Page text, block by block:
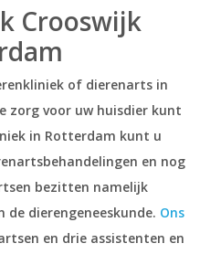
Crooswijk
of dierenarts in
zorg voor uw huisdier kunt
in Rotterdam kunt u
en nog
bezitten namelijk
de dierengeneeskunde. Ons
en drie assistenten en